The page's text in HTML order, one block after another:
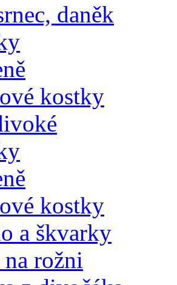
daněk
kostky
kostky
a škvarky
na rožni